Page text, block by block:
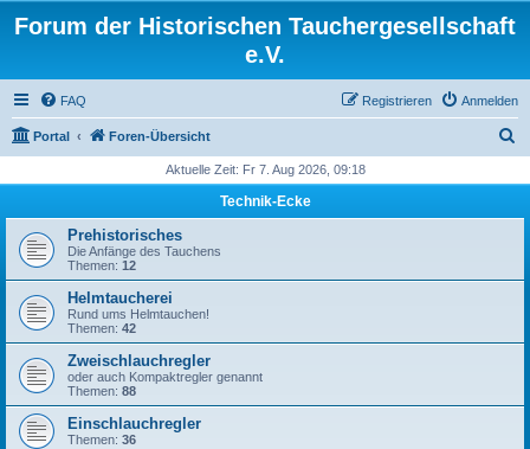
Forum der Historischen Tauchergesellschaft
e.V.
FAQ Anmelden
Registrieren
Portal Foren-Übersicht
h
Aktuelle Zeit: Fr 7. Aug 2026, 09:18
Technik-Ecke
Prehistorisches
Die Anfänge des Tauchens
Themen: 12
Helmtaucherei
Rund ums Helmtauchen!
Themen: 42
Zweischlauchregler
oder auch Kompaktregler genannt
Themen: 88
Einschlauchregler
Themen: 36